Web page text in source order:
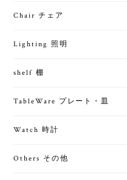
Chair チェア
Lighting 照明
shelf 棚
TableWare プレート・皿
Watch 時計
Others その他